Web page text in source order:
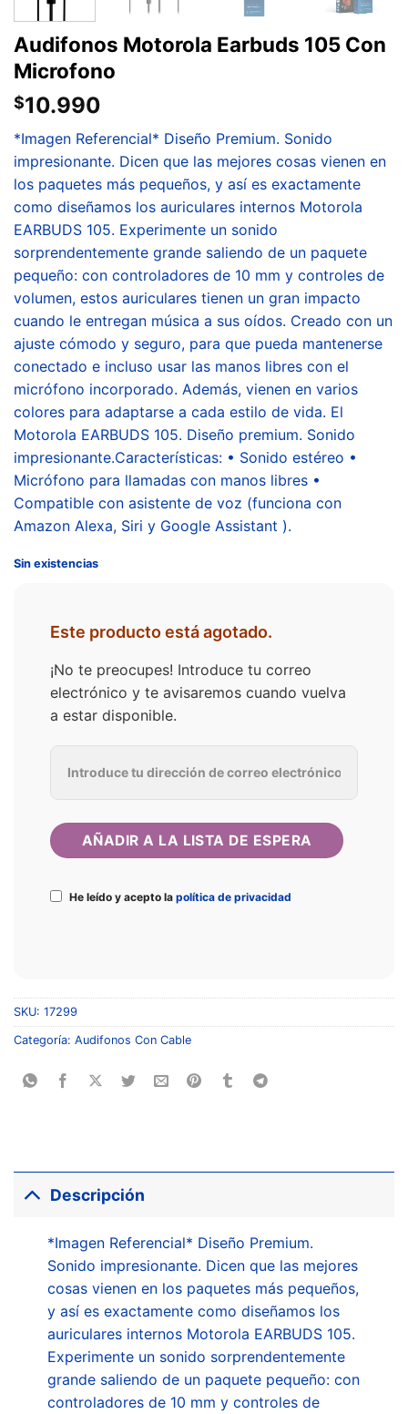
Audifonos Motorola Earbuds 105 Con
Microfono
$10.990
*Imagen Referencial* Diseño Premium. Sonido
impresionante. Dicen que las mejores cosas vienen en
los paquetes más pequeños, y así es exactamente
como diseñamos los auriculares internos Motorola
EARBUDS 105. Experimente un sonido
sorprendentemente grande saliendo de un paquete
pequeño: con controladores de 10 mm y controles de
volumen, estos auriculares tienen un gran impacto
cuando le entregan música a sus oídos. Creado con un
ajuste cómodo y seguro, para que pueda mantenerse
conectado e incluso usar las manos libres con el
micrófono incorporado. Además, vienen en varios
colores para adaptarse a cada estilo de vida. El
Motorola EARBUDS 105. Diseño premium. Sonido
impresionante.Características: • Sonido estéreo •
Micrófono para llamadas con manos libres •
Compatible con asistente de voz (funciona con
Amazon Alexa, Siri y Google Assistant ).
Sin existencias
Este producto está agotado.
¡No te preocupes! Introduce tu correo
electrónico y te avisaremos cuando vuelva
a estar disponible.
He leído y acepto la política de privacidad
SKU: 17299
Categoría: Audifonos Con Cable
Descripción
*Imagen Referencial* Diseño Premium.
Sonido impresionante. Dicen que las mejores
cosas vienen en los paquetes más pequeños,
y así es exactamente como diseñamos los
auriculares internos Motorola EARBUDS 105.
Experimente un sonido sorprendentemente
grande saliendo de un paquete pequeño: con
controladores de 10 mm y controles de